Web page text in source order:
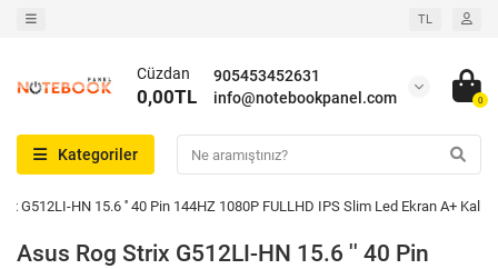
TL
905453452631
info@notebookpanel.com
Cüzdan
0,00TL 0
Kategoriler
G512LI-HN 15.6 '' 40 Pin 144HZ 1080P FULLHD IPS Slim Led Ekran A+ Kalite
Asus Rog Strix G512LI-HN 15.6 '' 40 Pin